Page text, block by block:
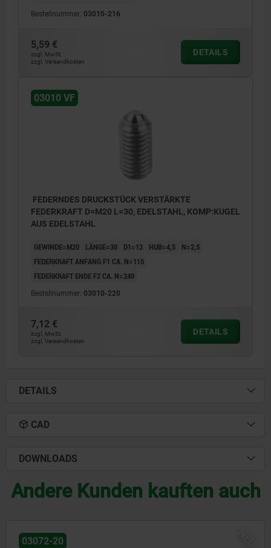
Bestellnummer: 03010-216
5,59 €
zzgl. MwSt.
zzgl. Versandkosten
DETAILS
03010 VF
FEDERNDES DRUCKSTÜCK VERSTÄRKTE
FEDERKRAFT D=M20 L=30, EDELSTAHL, KOMP:KUGEL
AUS EDELSTAHL
GEWINDE=M20 LÄNGE=30 D1=12 HUB=4,5
N=2,5
FEDERKRAFT ANFANG F1 CA. N=115
FEDERKRAFT ENDE F2 CA. N=240
Bestellnummer: 03010-220
7,12 €
zzgl. MwSt.
zzgl. Versandkosten
DETAILS
DETAILS
CAD
DOWNLOADS
Andere Kunden kauften auch
03072-30